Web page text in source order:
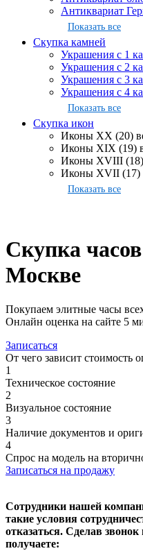
Антиквариат
Показать все
Скупка камней
Украшения с 1
Украшения с 2
Украшения с 3
Украшения с 4
Показать все
Скупка икон
Иконы XX (20)
Иконы XIX (19)
Иконы XVIII (18)
Иконы XVII (17)
Показать все
Скупка
Москве
Покупаем элитные часы
Онлайн оценка на сайте 5
Записаться
От чего зависит стоимость
1
Техническое состояние
2
Визуальное состояние
3
Наличие документов и
4
Спрос на модель на
Записаться на продажу
Сотрудники нашей
такие условия
отказаться. Сделав
получаете: